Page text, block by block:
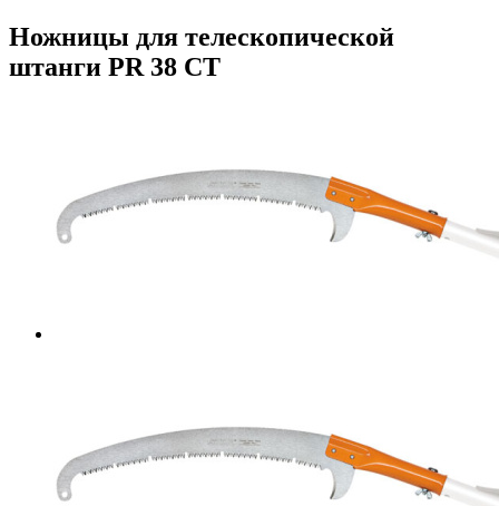
Ножницы для телескопической
штанги PR 38 CT